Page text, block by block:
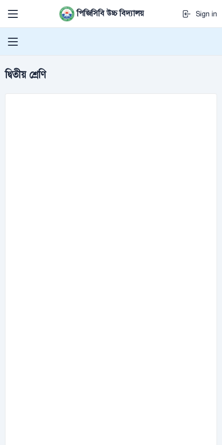
পিজিসিবি উচ্চ বিদ্যালয় Sign in
দ্বিতীয় শ্রেণি